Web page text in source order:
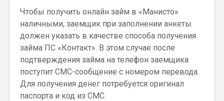
Чтобы получить онлайн займ в «Манисто»
наличными, заемщик при заполнении анкеты
должен указать в качестве способа получения
займа ПС «Контакт». В этом случае после
подтверждения займа на телефон заемщика
поступит СМС-сообщение с номером перевода.
Для получения денег потребуется оригинал
паспорта и код из СМС.